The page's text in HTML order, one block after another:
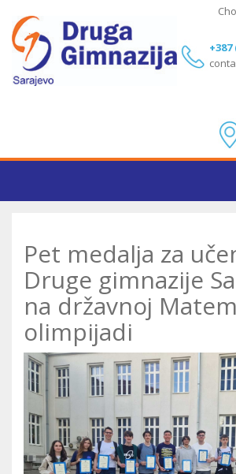
+387
Pet medalja za
Druge gimnazije
na državnoj
olimpijadi